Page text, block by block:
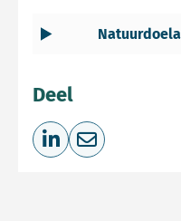
Deel
Deel opDeel via e-